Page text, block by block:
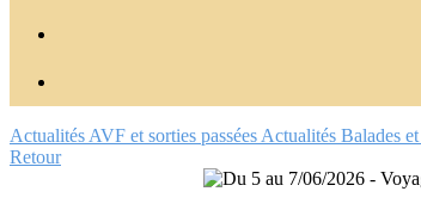
Actualités AVF et sorties passées Actualités Balades
Retour